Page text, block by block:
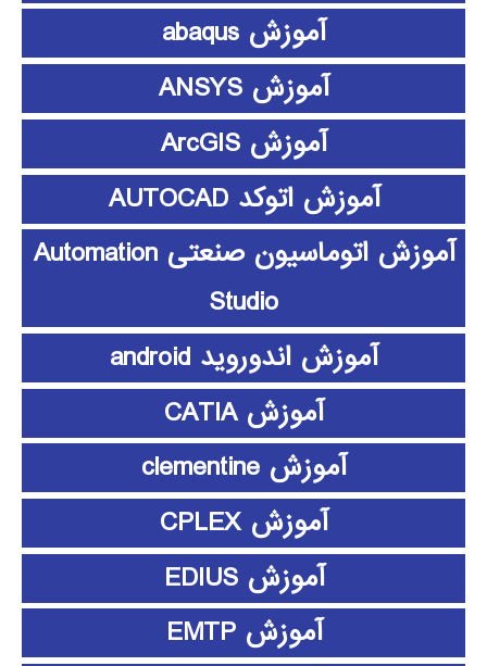
آموزش abaqus
آموزش ANSYS
آموزش ArcGIS
آموزش اتوکد AUTOCAD
آموزش اتوماسیون صنعتی Automation
Studio
آموزش اندوروید android
آموزش CATIA
آموزش clementine
آموزش CPLEX
آموزش EDIUS
آموزش EMTP